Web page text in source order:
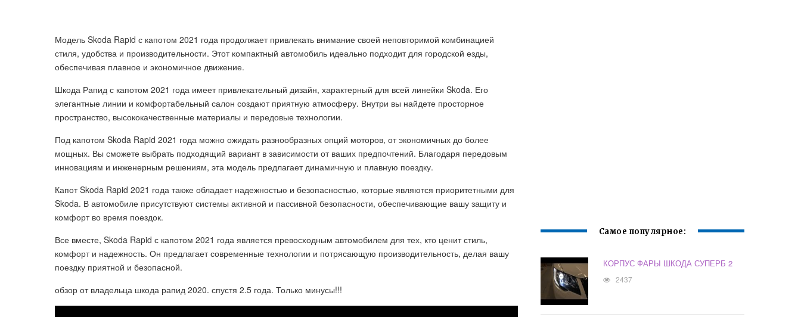
Модель Skoda Rapid с капотом 2021 года продолжает привлекать внимание своей неповторимой комбинацией
стиля, удобства и производительности. Этот компактный автомобиль идеально подходит для городской езды,
обеспечивая плавное и экономичное движение.
Шкода Рапид с капотом 2021 года имеет привлекательный дизайн, характерный для всей линейки Skoda. Его
элегантные линии и комфортабельный салон создают приятную атмосферу. Внутри вы найдете просторное
пространство, высококачественные материалы и передовые технологии.
Под капотом Skoda Rapid 2021 года можно ожидать разнообразных опций моторов, от экономичных до более
мощных. Вы сможете выбрать подходящий вариант в зависимости от ваших предпочтений. Благодаря передовым
инновациям и инженерным решениям, эта модель предлагает динамичную и плавную поездку.
Капот Skoda Rapid 2021 года также обладает надежностью и безопасностью, которые являются приоритетными для
Skoda. В автомобиле присутствуют системы активной и пассивной безопасности, обеспечивающие вашу защиту и
комфорт во время поездок.
Все вместе, Skoda Rapid с капотом 2021 года является превосходным автомобилем для тех, кто ценит стиль,
комфорт и надежность. Он предлагает современные технологии и потрясающую производительность, делая вашу
поездку приятной и безопасной.
обзор от владельца шкода рапид 2020. спустя 2.5 года. Только минусы!!!
Самое популярное:
КОРПУС ФАРЫ ШКОДА СУПЕРБ 2
2437